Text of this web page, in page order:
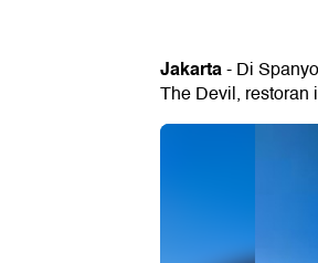
Jakarta- Di
The Devil, restoran